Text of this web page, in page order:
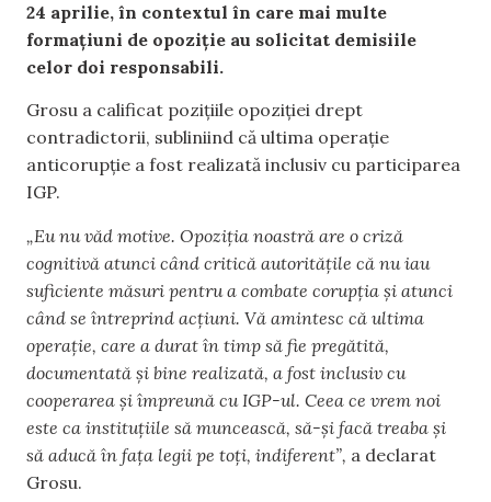
24 aprilie, în contextul în care mai multe
formațiuni de opoziție au solicitat demisiile
celor doi responsabili.
Grosu a calificat pozițiile opoziției drept
contradictorii, subliniind că ultima operație
anticorupție a fost realizată inclusiv cu participarea
IGP.
„Eu nu văd motive. Opoziția noastră are o criză
cognitivă atunci când critică autoritățile că nu iau
suficiente măsuri pentru a combate corupția și atunci
când se întreprind acțiuni. Vă amintesc că ultima
operație, care a durat în timp să fie pregătită,
documentată și bine realizată, a fost inclusiv cu
cooperarea și împreună cu IGP-ul. Ceea ce vrem noi
este ca instituțiile să muncească, să-și facă treaba și
să aducă în fața legii pe toți, indiferent”, a declarat
Grosu.